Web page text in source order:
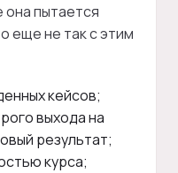
она пытается
еще не так с этим
кейсов;
выхода на
результат;
курса;